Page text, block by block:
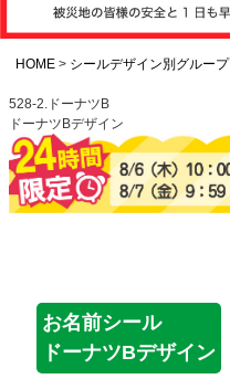
HOME シールデザイン別グループ
528-2.ドーナツB
ドーナツBデザイン
お名前シール
ドーナツBデザイン